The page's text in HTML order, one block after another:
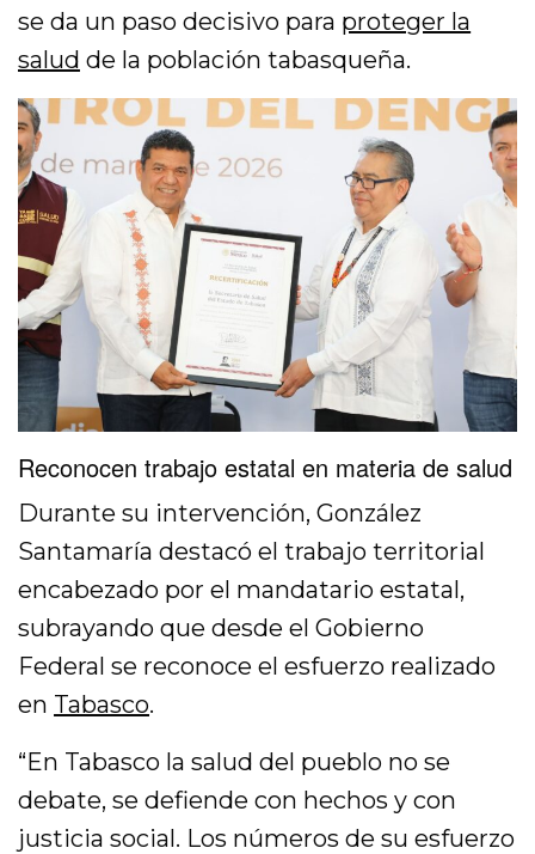
se da un paso decisivo para proteger la
salud de la población tabasqueña.
Reconocen trabajo estatal en materia de salud
Durante su intervención, González
Santamaría destacó el trabajo territorial
encabezado por el mandatario estatal,
subrayando que desde el Gobierno
Federal se reconoce el esfuerzo realizado
en Tabasco.
“En Tabasco la salud del pueblo no se
debate, se defiende con hechos y con
justicia social. Los números de su esfuerzo